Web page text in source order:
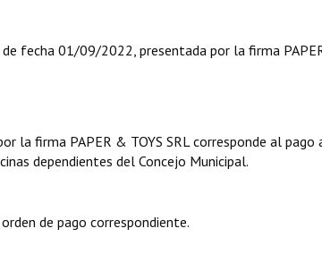
fecha 01/09/2022, presentada por la firma
la firma PAPER & TOYS SRL corresponde al
dependientes del Concejo Municipal.
de pago correspondiente.